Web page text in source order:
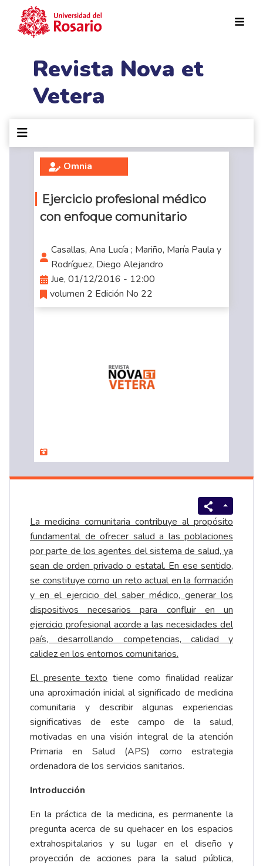
Revista Nova et
Vetera
Omnia
Ejercicio profesional médico
con enfoque comunitario
Casallas, Ana Lucía ; Mariño, María Paula y
Rodríguez, Diego Alejandro
Jue, 01/12/2016 - 12:00
volumen 2 Edición No 22
La medicina comunitaria contribuye al propósito
fundamental de ofrecer salud a las poblaciones
por parte de los agentes del sistema de salud, ya
sean de orden privado o estatal. En ese sentido,
se constituye como un reto actual en la formación
y en el ejercicio del saber médico, generar los
dispositivos necesarios para confluir en un
ejercicio profesional acorde a las necesidades del
país, desarrollando competencias, calidad y
calidez en los entornos comunitarios.
El presente texto tiene como finalidad realizar
una aproximación inicial al significado de medicina
comunitaria y describir algunas experiencias
significativas de este campo de la salud,
motivadas en una visión integral de la atención
Primaria en Salud (APS) como estrategia
ordenadora de los servicios sanitarios.
Introducción
En la práctica de la medicina, es permanente la
pregunta acerca de su quehacer en los espacios
extrahospitalarios y su lugar en el diseño y
proyección de acciones para la salud pública,